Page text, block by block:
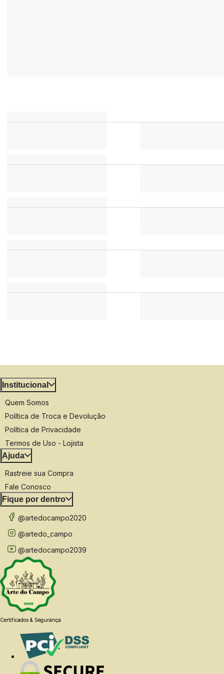
Institucional
Quem Somos
Política de Troca e Devolução
Política de Privacidade
Termos de Uso - Lojista
Ajuda
Rastreie sua Compra
Fale Conosco
Fique por dentro
@artedocampo2020
@artedo_campo
@artedocampo2039
Certificados & Segurança